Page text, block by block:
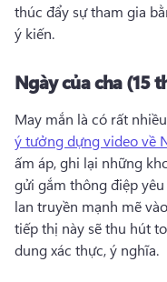
thúc đẩy sự tham gia
ý kiến.
Ngày của cha (15
May mắn là có rất nhiều
ý tưởng dựng video về
ấm áp, ghi lại những
gửi gắm thông điệp
lan truyền mạnh mẽ
tiếp thị này sẽ thu hút
dung xác thực, ý nghĩa.